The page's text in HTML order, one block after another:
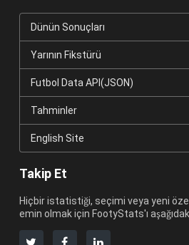
Dünün Sonuçları
Yarının Fikstürü
Futbol Data API(JSON)
Tahminler
English Site
Takip Et
Hiçbir istatistiği, seçimi veya yeni
emin olmak için FootyStats'ı